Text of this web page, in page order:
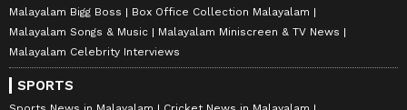
Malayalam Bigg Boss
Box Office Collection Malayalam
Malayalam Songs & Music
Malayalam Miniscreen & TV News
Malayalam Celebrity Interviews
SPORTS